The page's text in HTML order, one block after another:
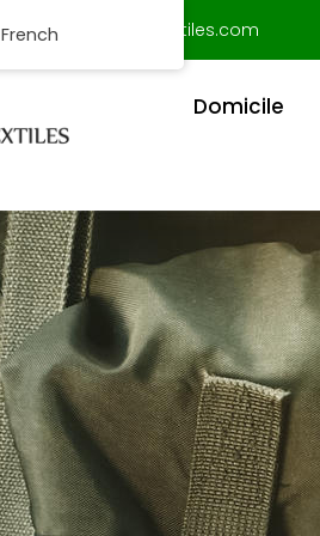
shenxujian@ur-textiles.com
Domicile
French